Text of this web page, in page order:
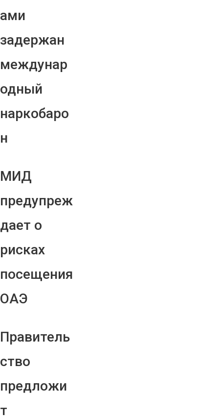
ами
задержан
междунар
одный
наркобаро
н
МИД
предупреж
дает о
рисках
посещения
ОАЭ
Правитель
ство
предложи
т